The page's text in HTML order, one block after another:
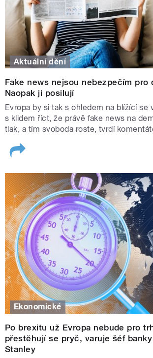
Aktuální dění
Fake news nejsou nebezpečím pro
Naopak ji posilují
Evropa by si tak s ohledem na blížící se
s klidem říct, že právě fake news na
tlak, a tím svoboda roste, tvrdí
Ekonomické
Po brexitu už Evropa nebude pro
přestěhují se pryč, varuje šéf
Stanley